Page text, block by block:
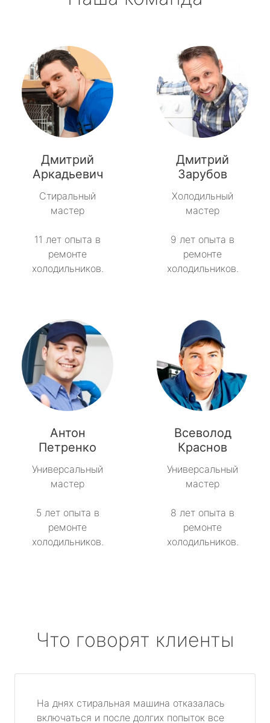
Дмитрий
Аркадьевич
Стиральный
мастер
11 лет опыта в
ремонте
холодильников.
Дмитрий
Зарубов
Холодильный
мастер
9 лет опыта в
ремонте
холодильников.
Антон
Петренко
Универсальный
мастер
5 лет опыта в
ремонте
холодильников.
Всеволод
Краснов
Универсальный
мастер
8 лет опыта в
ремонте
холодильников.
Что говорят клиенты
На днях стиральная машина отказалась
включаться и после долгих попыток все